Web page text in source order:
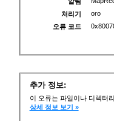
처리기
oro
오류 코드
추가 정보:
이 오류는 파일이나 디렉터
상세 정보 보기 »